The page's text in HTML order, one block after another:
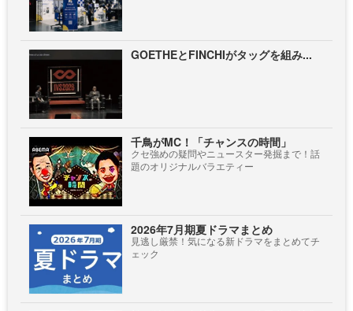
GOETHEとFINCHIがタッグを組み...
千鳥がMC！「チャンスの時間」
クセ強めの疑問やニュースター発掘まで！話
題のオリジナルバラエティー
2026年7月期夏ドラマまとめ
見逃し厳禁！気になる新ドラマをまとめてチ
ェック